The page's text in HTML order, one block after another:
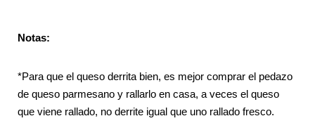
Notas:
*Para que el queso derrita bien, es mejor comprar el pedazo
de queso parmesano y rallarlo en casa, a veces el queso
que viene rallado, no derrite igual que uno rallado fresco.